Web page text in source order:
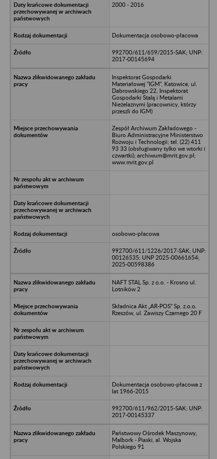
2000 - 2016
Dokumentacja osobowo-płacowa
992700/611/659/2015-SAK; UNP:
2017-00145694
Inspektorat Gospodarki
Materiałowej "IGM", Katowice, ul.
Dabrowskiego 22, Inspektorat
Gospodarki Stalą i Metalami
Nieżelaznymi (pracownicy, którzy
przeszli do IGM)
Zespół Archiwum Zakładowego -
Biuro Administracyjne Ministerstwo
Rozwoju i Technologii; tel. (22) 411
93 33 (obsługiwany tylko we wtorki i
czwartki); archiwum@mrit.gov.pl;
www.mrit.gov.pl
osobowo-płacowa
992700/611/1226/2017-SAK; UNP:
00126535; UNP 2025-00661654;
2025-00598386
NAFT STAL Sp. z o.o. - Krosno ul.
Lotników 2
Składnica Akt „AR-POS” Sp. z.o.o.
Rzeszów, ul. Zawiszy Czarnego 20 F
Dokumentacja osobowo-płacowa z
lat 1966-2015
992700/611/962/2015-SAK; UNP:
2017-00145337
Państwowy Ośrodek Maszynowy,
Malbork - Piaski, al. Wojska
Polskiego 91